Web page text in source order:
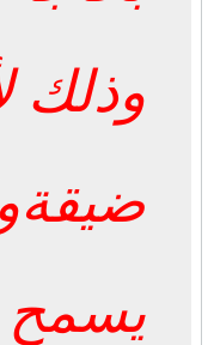
وذلك
يسمح